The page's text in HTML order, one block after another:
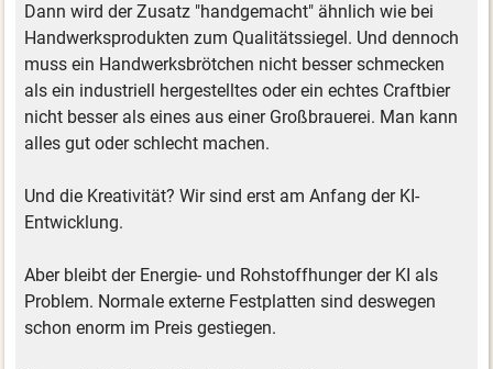
Dann wird der Zusatz "handgemacht" ähnlich wie bei
Handwerksprodukten zum Qualitätssiegel. Und dennoch
muss ein Handwerksbrötchen nicht besser schmecken
als ein industriell hergestelltes oder ein echtes Craftbier
nicht besser als eines aus einer Großbrauerei. Man kann
alles gut oder schlecht machen.
Und die Kreativität? Wir sind erst am Anfang der KI-
Entwicklung.
Aber bleibt der Energie- und Rohstoffhunger der KI als
Problem. Normale externe Festplatten sind deswegen
schon enorm im Preis gestiegen.